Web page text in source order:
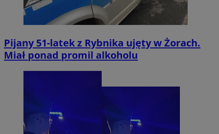
Pijany 51-latek z Rybnika ujęty w Żorach.
Miał ponad promil alkoholu